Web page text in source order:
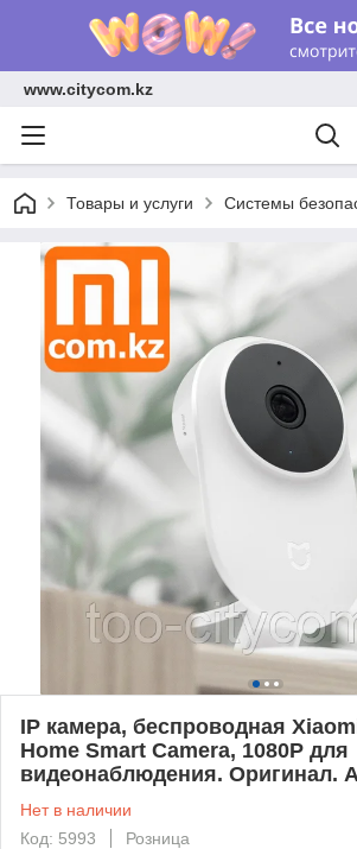
www.citycom.kz
Товары и услуги Системы
IP камера, беспроводная
Home Smart Camera, 1080P для
видеонаблюдения. Оригинал.
Нет в наличии
Код: 5993
Розница